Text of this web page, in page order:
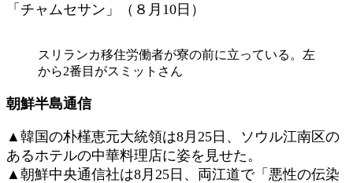
「チャムセサン」（８月10日）
スリランカ移住労働者が寮の前に立っている。左
から2番目がスミットさん
朝鮮半島通信
▲韓国の朴槿恵元大統領は8月25日、ソウル江南区の
あるホテルの中華料理店に姿を見せた。
▲朝鮮中央通信社は8月25日、両江道で「悪性の伝染